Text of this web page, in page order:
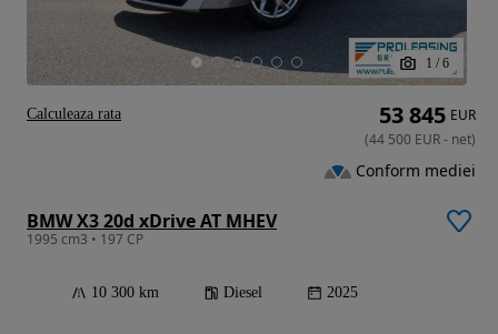
1 / 6
BMW X3 20d xDrive AT MHEV
1995 cm3 • 197 CP
10 300 km Diesel 2025
53 845 EUR
(44 500 EUR- net)
Conform mediei
Calculeaza rata